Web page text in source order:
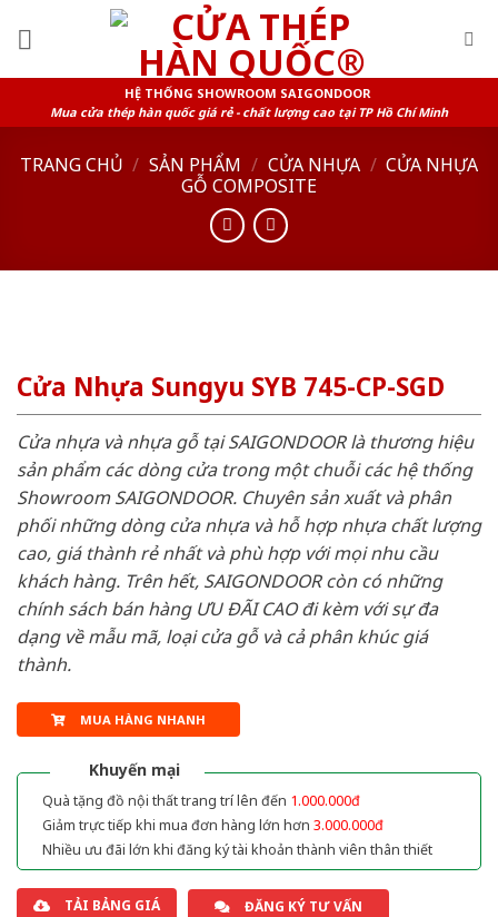
HỆ THỐNG SHOWROOM SAIGONDOOR
Mua cửa thép hàn quốc giá rẻ - chất lượng cao tại TP Hồ Chí Minh
TRANG CHỦ / SẢN PHẨM / CỬA NHỰA / CỬA NHỰA
GỖ COMPOSITE
Cửa Nhựa Sungyu SYB 745-CP-SGD
Cửa nhựa và nhựa gỗ tại SAIGONDOOR là thương hiệu
sản phẩm các dòng cửa trong một chuỗi các hệ thống
Showroom SAIGONDOOR. Chuyên sản xuất và phân
phối những dòng cửa nhựa và hỗ hợp nhựa chất lượng
cao, giá thành rẻ nhất và phù hợp với mọi nhu cầu
khách hàng. Trên hết, SAIGONDOOR còn có những
chính sách bán hàng ƯU ĐÃI CAO đi kèm với sự đa
dạng về mẫu mã, loại cửa gỗ và cả phân khúc giá
thành.
MUA HÀNG NHANH
Khuyến mại
Quà tặng đồ nội thất trang trí lên đến 1.000.000đ
Giảm trực tiếp khi mua đơn hàng lớn hơn 3.000.000đ
Nhiều ưu đãi lớn khi đăng ký tài khoản thành viên thân thiết
TẢI BẢNG GIÁ ĐĂNG KÝ TƯ VẤN